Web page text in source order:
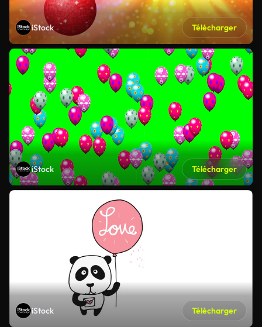
iStock Télécharger
iStock Télécharger
iStock Télécharger